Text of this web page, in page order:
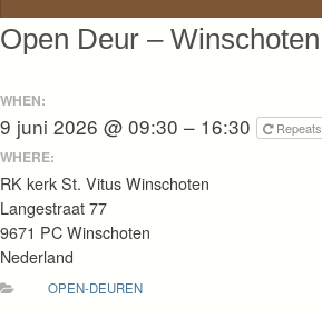
Open Deur – Winschoten
WHEN:
9 juni 2026 @ 09:30 – 16:30 Repeats
WHERE:
RK kerk St. Vitus Winschoten
Langestraat 77
9671 PC Winschoten
Nederland
OPEN-DEUREN